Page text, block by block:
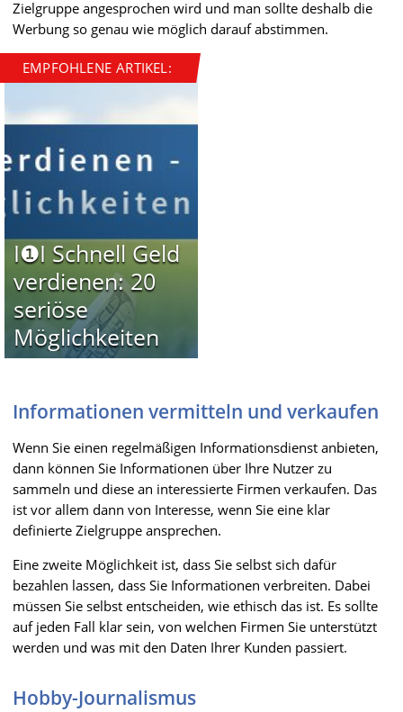
Zielgruppe angesprochen wird und man sollte deshalb die
Werbung so genau wie möglich darauf abstimmen.
EMPFOHLENE ARTIKEL:
I❶I Schnell Geld
verdienen: 20
seriöse
Möglichkeiten
Informationen vermitteln und verkaufen
Wenn Sie einen regelmäßigen Informationsdienst anbieten,
dann können Sie Informationen über Ihre Nutzer zu
sammeln und diese an interessierte Firmen verkaufen. Das
ist vor allem dann von Interesse, wenn Sie eine klar
definierte Zielgruppe ansprechen.
Eine zweite Möglichkeit ist, dass Sie selbst sich dafür
bezahlen lassen, dass Sie Informationen verbreiten. Dabei
müssen Sie selbst entscheiden, wie ethisch das ist. Es sollte
auf jeden Fall klar sein, von welchen Firmen Sie unterstützt
werden und was mit den Daten Ihrer Kunden passiert.
Hobby-Journalismus